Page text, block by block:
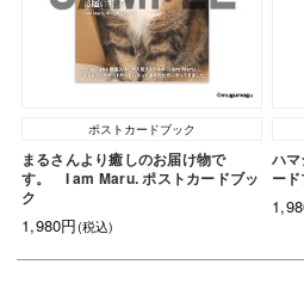
ポストカードブック
まるさんより癒しのお届け物で
す。 I am Maru. ポストカードブッ
ク
1,980円(税込)
ハ
ー